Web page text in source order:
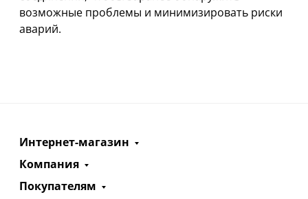
возможные проблемы и минимизировать риски
аварий.
Интернет-магазин
Компания
Покупателям